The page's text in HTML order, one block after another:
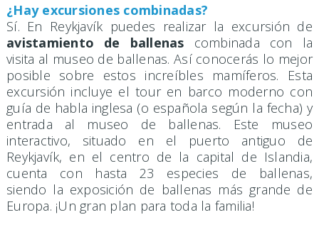
¿Hay excursiones combinadas?
Sí. En Reykjavík puedes realizar la excursión de
avistamiento de ballenas combinada con la
visita al museo de ballenas. Así conocerás lo mejor
posible sobre estos increíbles mamíferos. Esta
excursión incluye el tour en barco moderno con
guía de habla inglesa (o española según la fecha) y
entrada al museo de ballenas. Este museo
interactivo, situado en el puerto antiguo de
Reykjavík, en el centro de la capital de Islandia,
cuenta con hasta 23 especies de ballenas,
siendo la exposición de ballenas más grande de
Europa. ¡Un gran plan para toda la familia!